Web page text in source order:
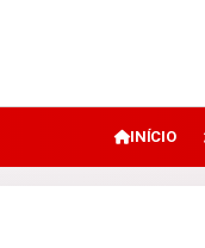
INÍCIO